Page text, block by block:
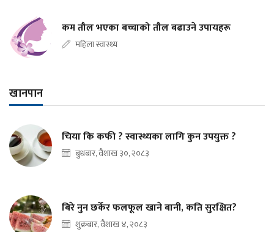
कम तौल भएका बच्चाको तौल बढाउने उपायहरू
महिला स्वास्थ्य
खानपान
चिया कि कफी ? स्वास्थ्यका लागि कुन उपयुक्त ?
बुधबार, वैशाख ३०, २०८३
बिरे नुन छर्केर फलफूल खाने बानी, कति सुरक्षित?
शुक्रबार, वैशाख ४, २०८३